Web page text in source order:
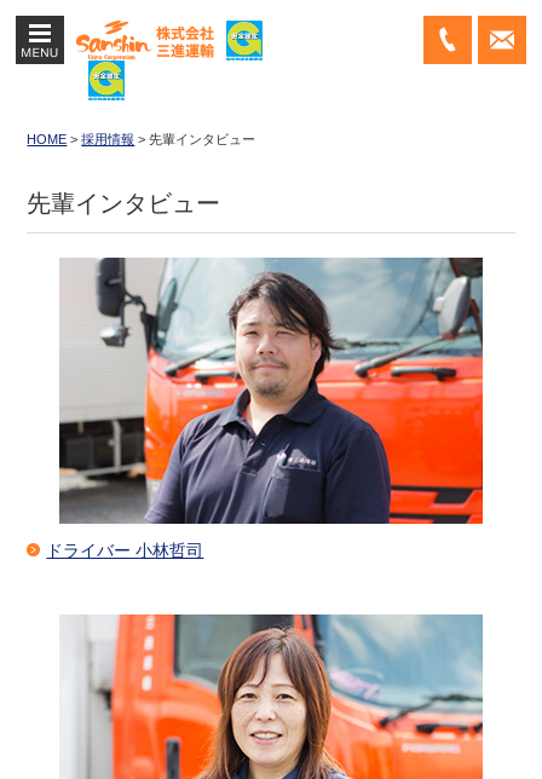
MENU
せは
HOME >採用情報 >先輩インタビュー
先輩インタビュー
ドライバー 小林哲司